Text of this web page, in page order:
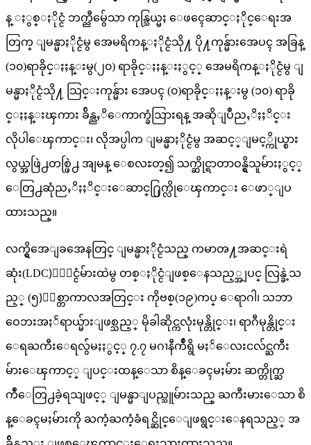
န္ ႏွစ္ႏိုင္ငံ ဘက္ညီမွ်ေသာ ကုန္သြယ္မႈ ေဖၚေဆာင္ႏိုင္ေရးအ
တြက္ ျမန္မာႏိုင္ငံမွ အေမရိကန္ႏိုင္ငံသို႔ ပို႔ကုန္မ်ားအေပၚ အခြန္
(၁၀)ရာခိုင္ႏႈန္းမွ(၂၀) ရာခိုင္ႏႈန္းႏွင့္ အေမရိကန္ႏိုင္ငံမွ ျ
မန္မာႏိုင္ငံသို႔ သြင္းကုန္မ်ား အေပၚ (၀)ရာခိုင္ႏႈန္းမွ (၁၀) ရာခို
င္ႏႈန္းၾကား ခ်ိန္ညႇိေကာက္ခံသြားရန္ အဆိုျပဳညႇိႏႈိင္း
လိုပါေၾကာင္း၊ လိုအပ္ပါက ျမန္မာႏိုင္ငံမွ အဆင့္ျမင့္ကိုယ္စား
လွယ္အဖြဲ႕တစ္ဖြဲ႕ အျမန္ ေစလႊတ္၍ သက္ဆိုင္ရာတာဝန္ရွိသူမ်ားႏွင့္
ေတြ႕ဆုံညႇိႏႈိင္းေဆာင္႐ြက္လိုေၾကာင္း ေဖာ္ျပ
ထားသည္။
လက္ရွိအေျခအေနတြင္ ျမန္မာႏိုင္ငံသည္ ကမာၻ႔အဆင္းရဲ
ဆုံး(LDC)ႏိုင္ငံမ်ားထဲမွ တစ္ႏိုင္ငံျဖစ္ေနသည့္အျပင္ လြန္ခဲ့သ
ည့္ (၅)ႏွစ္တာကာလအတြင္း ကိုဗစ္(၁၉)ကပ္ ေရာဂါ၊ သဘာ
ဝေဘးအႏၲရာယ္မ်ားျဖစ္သည့္ မိုခါဆိုင္ကလုံးမုန္တိုင္း၊ ရာဂီမုန္တိုင္း
ေရႀကီးေရလွ်ံမႈႏွင့္ ၇.၇ မဂၢနီက်ဳရွိ မႏၲေလးငလ်င္ႀကီး
မ်ားေၾကာင့္ ျပင္းထန္ေသာ စိန္ေခၚမႈမ်ား ဆက္တိုက္ႀ
ကဳံေတြ႕ခဲ့ရသျဖင့္ ျမန္မာျပည္သူမ်ားသည္ ႀကီးမားေသာ စိ
န္ေခၚမႈမ်ားကို ႀကံ့ႀကံ့ခံရင္ဆိုင္ေျဖရွင္းေနရသည့္ အ